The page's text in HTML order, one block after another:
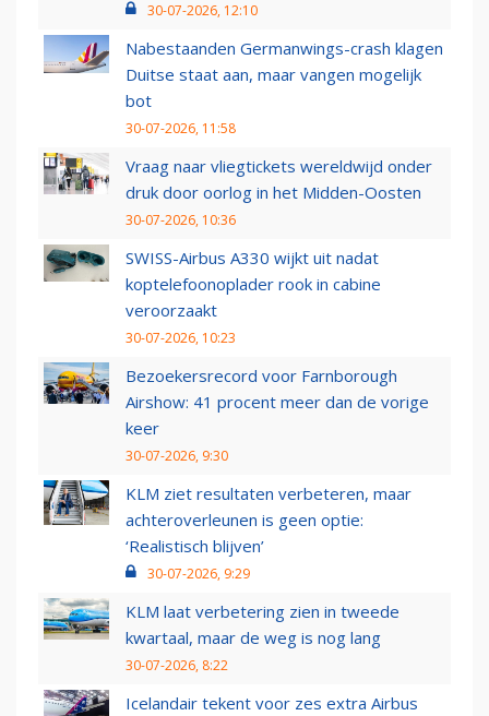
30-07-2026, 12:10
Nabestaanden Germanwings-crash klagen
Duitse staat aan, maar vangen mogelijk
bot
30-07-2026, 11:58
Vraag naar vliegtickets wereldwijd onder
druk door oorlog in het Midden-Oosten
30-07-2026, 10:36
SWISS-Airbus A330 wijkt uit nadat
koptelefoonoplader rook in cabine
veroorzaakt
30-07-2026, 10:23
Bezoekersrecord voor Farnborough
Airshow: 41 procent meer dan de vorige
keer
30-07-2026, 9:30
KLM ziet resultaten verbeteren, maar
achteroverleunen is geen optie:
‘Realistisch blijven’
30-07-2026, 9:29
KLM laat verbetering zien in tweede
kwartaal, maar de weg is nog lang
30-07-2026, 8:22
Icelandair tekent voor zes extra Airbus